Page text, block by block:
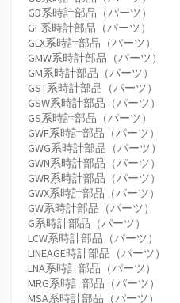
GD系時計部品（パーツ）
GF系時計部品（パーツ）
GLX系時計部品（パーツ）
GMW系時計部品（パーツ）
GM系時計部品（パーツ）
GST系時計部品（パーツ）
GSW系時計部品（パーツ）
GS系時計部品（パーツ）
GWF系時計部品（パーツ）
GWG系時計部品（パーツ）
GWN系時計部品（パーツ）
GWR系時計部品（パーツ）
GWX系時計部品（パーツ）
GW系時計部品（パーツ）
G系時計部品（パーツ）
LCW系時計部品（パーツ）
LINEAGE時計部品（パーツ）
LNA系時計部品（パーツ）
MRG系時計部品（パーツ）
MSA系時計部品（パーツ）